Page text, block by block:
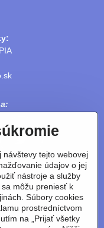
tejto webovej
údajov o jej
nástroje a služby
môžu preniesť k
Súbory cookies
prostredníctvom
na „Prijať všetky